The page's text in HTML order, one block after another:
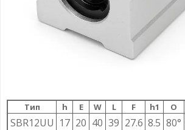
Тип h E W L F h1 О
SBR12UU 17 20 40 39 27.6 8.5 80°